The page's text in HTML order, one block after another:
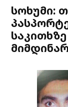
სოხუმი: